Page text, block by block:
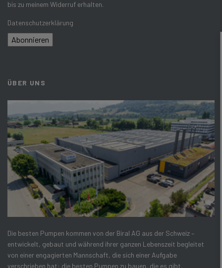
bis zu meinem Widerruf erhalten.
Datenschutzerklärung
Abonnieren
ÜBER UNS
Die besten Pumpen kommen von der Biral AG aus der Schweiz –
entwickelt, gebaut und während ihrer ganzen Lebenszeit begleitet
von einer engagierten Mannschaft, die sich einer Aufgabe
verschrieben hat: die besten Pumpen zu bauen, die es gibt.